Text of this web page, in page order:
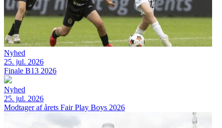
Nyhed
25. jul. 2026
Finale B13 2026
Nyhed
25. jul. 2026
Modtager af årets Fair Play Boys 2026